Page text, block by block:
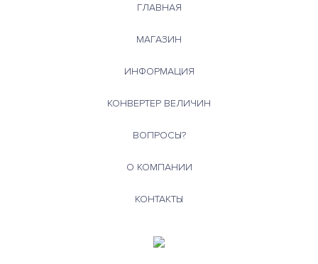
ГЛАВНАЯ
МАГАЗИН
ИНФОРМАЦИЯ
КОНВЕРТЕР ВЕЛИЧИН
ВОПРОСЫ?
О КОМПАНИИ
КОНТАКТЫ